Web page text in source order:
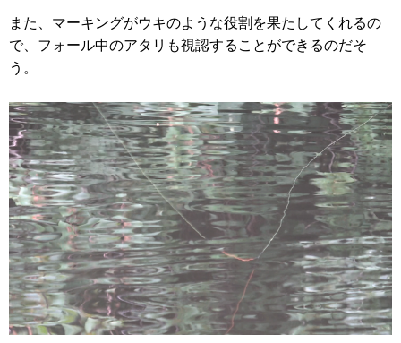
また、マーキングがウキのような役割を果たしてくれるの
で、フォール中のアタリも視認することができるのだそ
う。